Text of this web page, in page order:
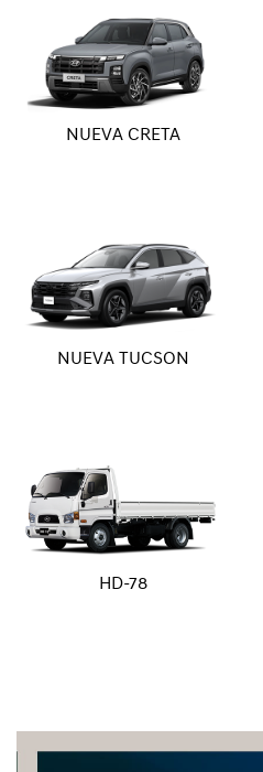
NUEVA CRETA
NUEVA TUCSON
HD-78